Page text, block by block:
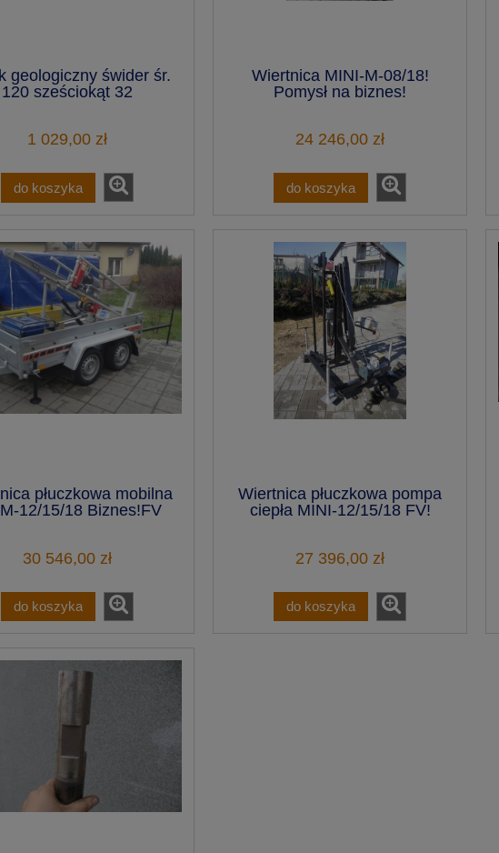
geologiczny świder śr.
120 sześciokąt 32
1 029,00 zł
do koszyka
Wiertnica MINI-M-08/18!
Pomysł na biznes!
24 246,00 zł
do koszyka
płuczkowa mobilna
12/15/18 Biznes!FV
30 546,00 zł
do koszyka
Wiertnica płuczkowa pompa
ciepła MINI-12/15/18 FV!
27 396,00 zł
do koszyka